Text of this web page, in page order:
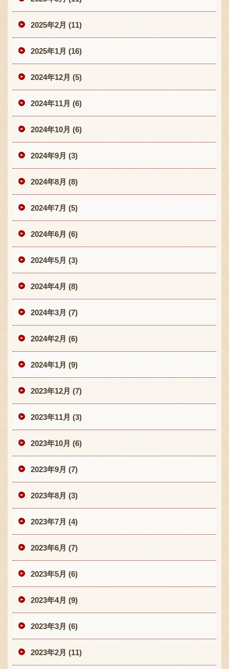
2025年2月 (11)
2025年1月 (16)
2024年12月 (5)
2024年11月 (6)
2024年10月 (6)
2024年9月 (3)
2024年8月 (8)
2024年7月 (5)
2024年6月 (6)
2024年5月 (3)
2024年4月 (8)
2024年3月 (7)
2024年2月 (6)
2024年1月 (9)
2023年12月 (7)
2023年11月 (3)
2023年10月 (6)
2023年9月 (7)
2023年8月 (3)
2023年7月 (4)
2023年6月 (7)
2023年5月 (6)
2023年4月 (9)
2023年3月 (6)
2023年2月 (11)